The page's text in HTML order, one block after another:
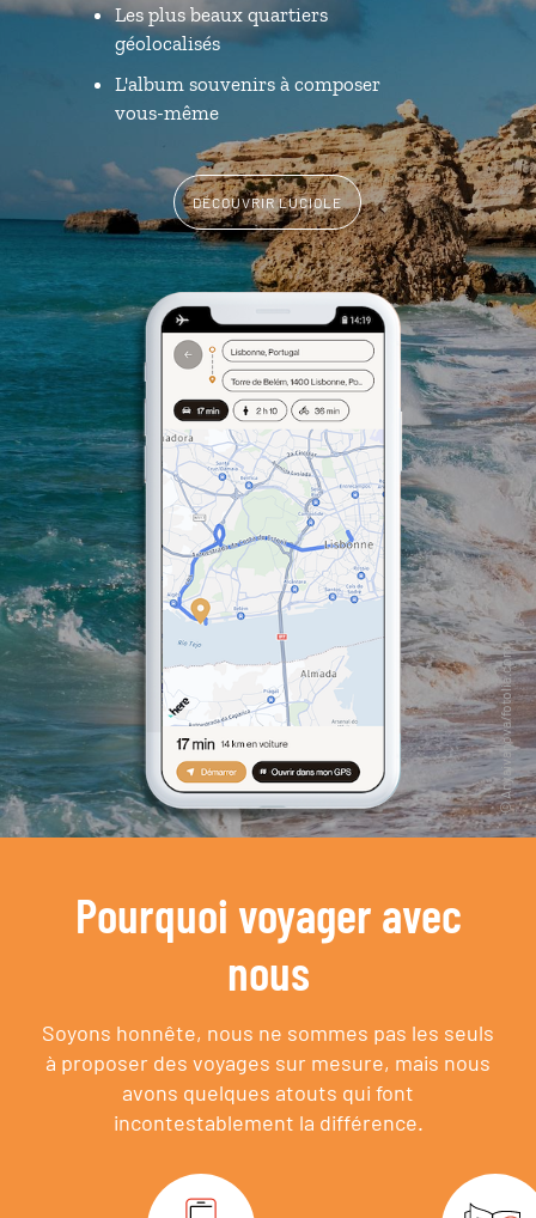
Les plus beaux quartiers
géolocalisés
L'album souvenirs à composer
vous-même
DÉCOUVRIR LUCIOLE
Pourquoi voyager avec
nous
Soyons honnête, nous ne sommes pas les seuls
à proposer des voyages sur mesure, mais nous
avons quelques atouts qui font
incontestablement la différence.